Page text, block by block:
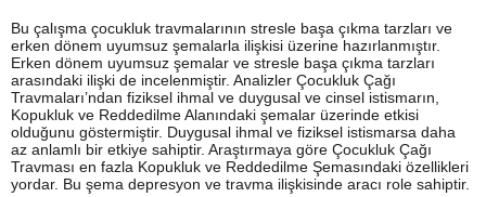
Bu çalışma çocukluk travmalarının stresle başa çıkma tarzları ve
erken dönem uyumsuz şemalarla ilişkisi üzerine hazırlanmıştır.
Erken dönem uyumsuz şemalar ve stresle başa çıkma tarzları
arasındaki ilişki de incelenmiştir. Analizler Çocukluk Çağı
Travmaları’ndan fiziksel ihmal ve duygusal ve cinsel istismarın,
Kopukluk ve Reddedilme Alanındaki şemalar üzerinde etkisi
olduğunu göstermiştir. Duygusal ihmal ve fiziksel istismarsa daha
az anlamlı bir etkiye sahiptir. Araştırmaya göre Çocukluk Çağı
Travması en fazla Kopukluk ve Reddedilme Şemasındaki özellikleri
yordar. Bu şema depresyon ve travma ilişkisinde aracı role sahiptir.